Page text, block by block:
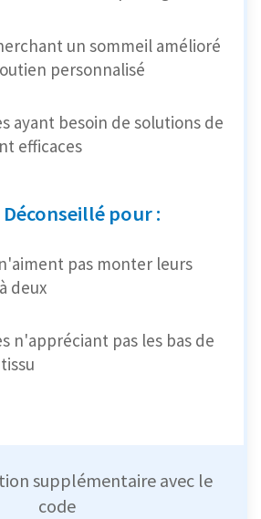
un sommeil amélioré
personnalisé
ayant besoin de solutions de
efficaces
Déconseillé pour :
pas monter leurs
deux
n'appréciant pas les bas de
supplémentaire avec le
code